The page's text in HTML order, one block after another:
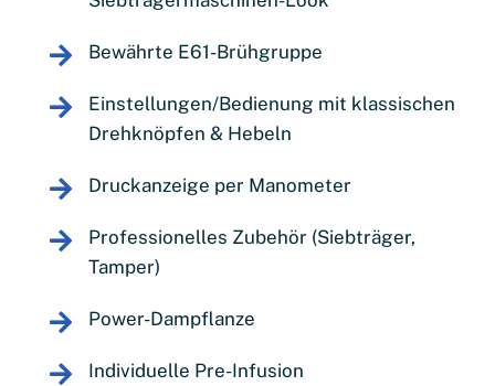
Bewährte E61-Brühgruppe
Einstellungen/Bedienung mit klassischen
Drehknöpfen & Hebeln
Druckanzeige per Manometer
Professionelles Zubehör (Siebträger,
Tamper)
Power-Dampflanze
Individuelle Pre-Infusion